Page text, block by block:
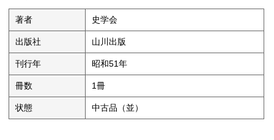
著者 史学会
出版社 山川出版
刊行年 昭和51年
冊数 1冊
状態 中古品（並）